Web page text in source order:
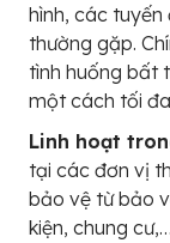
hình, các tuyến
thường gặp.
tình huống bất
một cách tối
Linh hoạt
tại các đơn vị
bảo vệ từ bảo
kiện, chung